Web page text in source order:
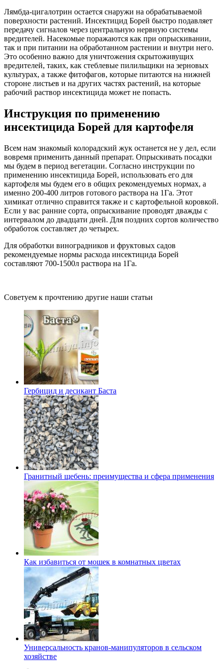
Лямбда-цигалотрин остается снаружи на обрабатываемой
поверхности растений. Инсектицид Борей быстро подавляет
передачу сигналов через центральную нервную системы
вредителей. Насекомые поражаются как при опрыскивании,
так и при питании на обработанном растении и внутри него.
Это особенно важно для уничтожения скрытоживущих
вредителей, таких, как стеблевые пилильщики на зерновых
культурах, а также фитофагов, которые питаются на нижней
стороне листьев и на других частях растений, на которые
рабочий раствор инсектицида может не попасть.
Инструкция по применению
инсектицида Борей для картофеля
Всем нам знакомый колорадский жук останется не у дел, если
вовремя применить данный препарат. Опрыскивать посадки
мы будем в период вегетации. Согласно инструкции по
применению инсектицида Борей, использовать его для
картофеля мы будем его в общих рекомендуемых нормах, а
именно 200-400 литров готового раствора на 1Га. Этот
химикат отлично справится также и с картофельной коровкой.
Если у вас ранние сорта, опрыскивание проводят дважды с
интервалом до двадцати дней. Для поздних сортов количество
обработок составляет до четырех.
Для обработки виноградников и фруктовых садов
рекомендуемые нормы расхода инсектицида Борей
составляют 700-1500л раствора на 1Га.
Советуем к прочтению другие наши статьи
Гербицид и десикант Баста
Гранитный щебень: преимущества и сфера применения
Как избавиться от мошек в комнатных цветах
Универсальность кранов-манипуляторов в сельском
хозяйстве